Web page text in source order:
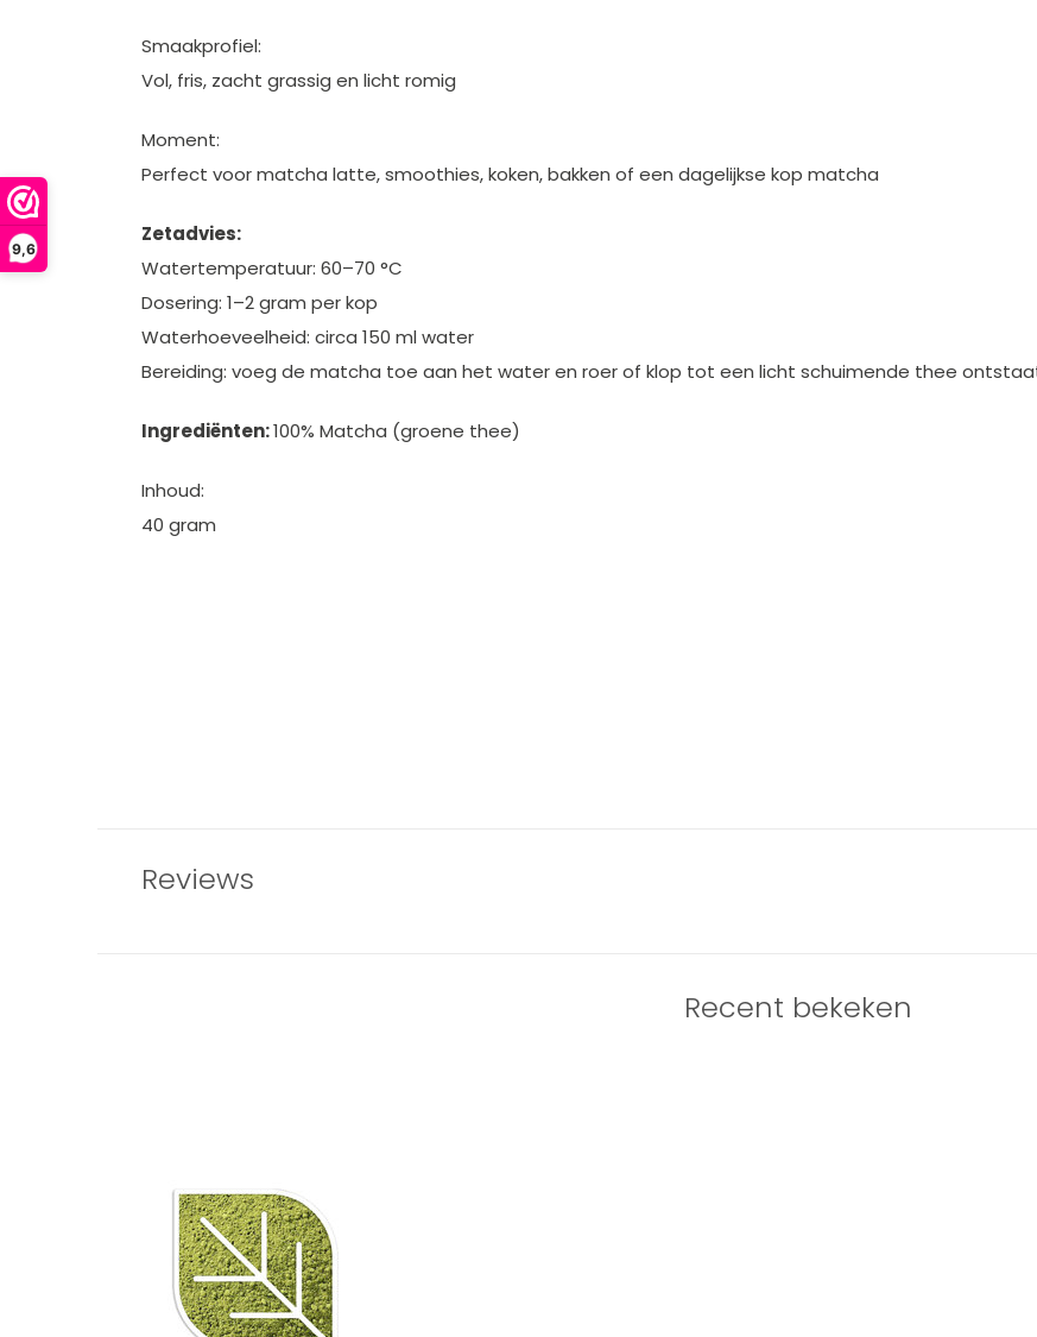
9,6
Smaakprofiel:
Vol, fris, zacht grassig en licht romig
Moment:
Perfect voor matcha latte, smoothies, koken, bakken of een dagelijkse kop matcha
Zetadvies:
Watertemperatuur: 60–70 °C
Dosering: 1–2 gram per kop
Waterhoeveelheid: circa 150 ml water
Bereiding: voeg de matcha toe aan het water en roer of klop tot een licht schuimende thee
Ingrediënten:100% Matcha (groene thee)
Inhoud:
40 gram
Reviews
Recent bekeken